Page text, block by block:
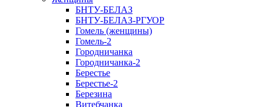
БНТУ-БЕЛАЗ
БНТУ-БЕЛАЗ-РГУОР
Гомель (женщины)
Гомель-2
Городничанка
Городничанка-2
Берестье
Берестье-2
Березина
Витебчанка